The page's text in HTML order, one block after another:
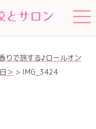
りで旅する♪ロールオン
＞ > IMG_3424